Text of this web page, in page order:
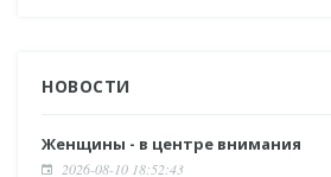
НОВОСТИ
Женщины - в центре внимания
2026-08-10 18:52:43